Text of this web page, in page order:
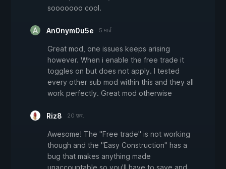
sooooooo cool.
An0nym0u5e 5 मार्च
Great mod, one issues keeps arising
however. When i enable the free trade it
toggles on but does not apply. I tested
every other sub mod within this and they all
work perfectly. Great mod otherwise
Riz8 20 फ़र.
Awesome! The "Free trade" is not working
though and the "Easy Construction" has a
bug that makes anything made